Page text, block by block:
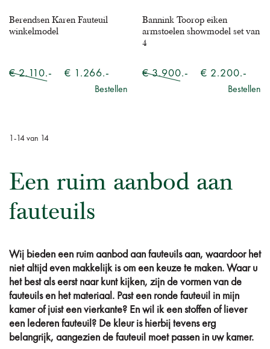
Berendsen Karen Fauteuil
winkelmodel
€ 2.110.- € 1.266.-
Bestellen
Bannink Toorop eiken
armstoelen showmodel set van
4
€ 3.900.- € 2.200.-
Bestellen
- 14 van 14
Een ruim aanbod aan
fauteuils
Wij bieden een ruim aanbod aan fauteuils aan, waardoor het
niet altijd even makkelijk is om een keuze te maken. Waar u
het best als eerst naar kunt kijken, zijn de vormen van de
fauteuils en het materiaal. Past een ronde fauteuil in mijn
kamer of juist een vierkante? En wil ik een stoffen of liever
een lederen fauteuil? De kleur is hierbij tevens erg
belangrijk, aangezien de fauteuil moet passen in uw kamer.